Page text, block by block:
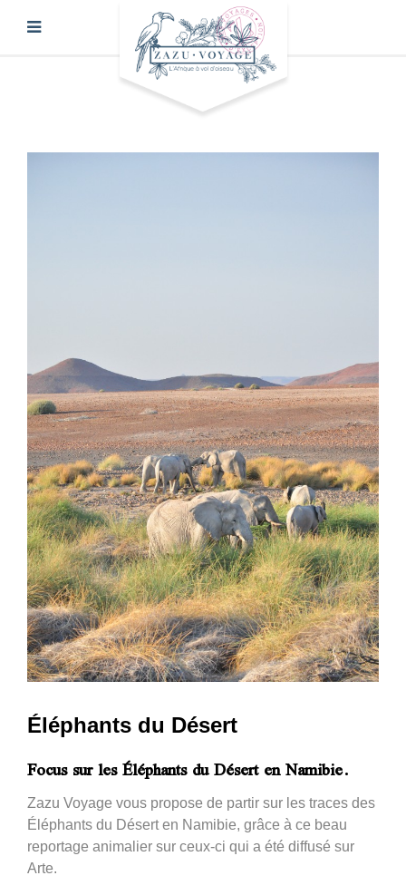
Éléphants du Désert
Focus sur les Éléphants du Désert en Namibie.
Zazu Voyage vous propose de partir sur les traces des
Éléphants du Désert en Namibie, grâce à ce beau
reportage animalier sur ceux-ci qui a été diffusé sur
Arte.